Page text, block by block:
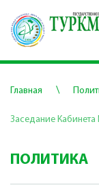
Главная \
Заседание
ПОЛИТИКА